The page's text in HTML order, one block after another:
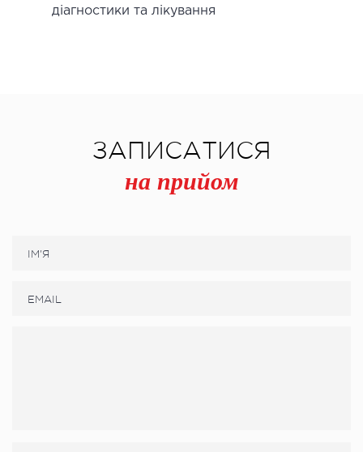
діагностики та лікування
ЗАПИСАТИСЯ
на прийом